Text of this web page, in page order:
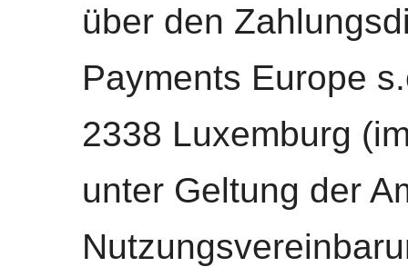
über den
Payments Europe
2338 Luxemburg
unter Geltung der